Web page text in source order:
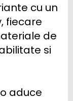
cu un
fiecare
de
si
aduce